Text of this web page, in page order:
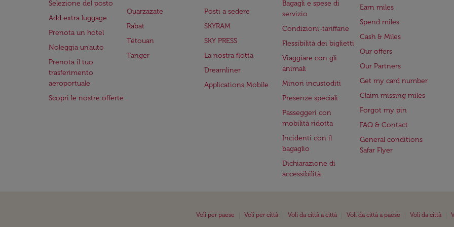
Selezione del posto
Add extra luggage
Prenota un hotel
Noleggia un'auto
Prenota il tuo
trasferimento
aeroportuale
Scopri le nostre offerte
Ouarzazate
Rabat
Tétouan
Tanger
Posti a sedere
SKYRAM
SKY PRESS
La nostra flotta
Dreamliner
Applications Mobile
Bagagli e spese di
servizio
Condizioni-tariffarie
Flessibilità dei biglietti
Viaggiare con gli
animali
Minori incustoditi
Presenze speciali
Passeggeri con
mobilità ridotta
Incidenti con il
bagaglio
Dichiarazione di
accessibilità
Earn miles
Spend miles
Cash & Miles
Our offers
Our Partners
Get my card number
Claim missing miles
Forgot my pin
FAQ & Contact
General conditions
Safar Flyer
Voli per paese Voli per città Voli da città a città Voli da città a paese Voli da città